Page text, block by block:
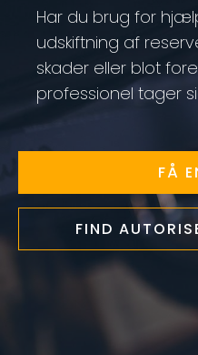
Har du brug for
udskiftning af
skader eller blot
professionel tager
FÅ
FIND